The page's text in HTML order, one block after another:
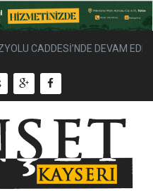
CADDESİ’NDE DEVAM